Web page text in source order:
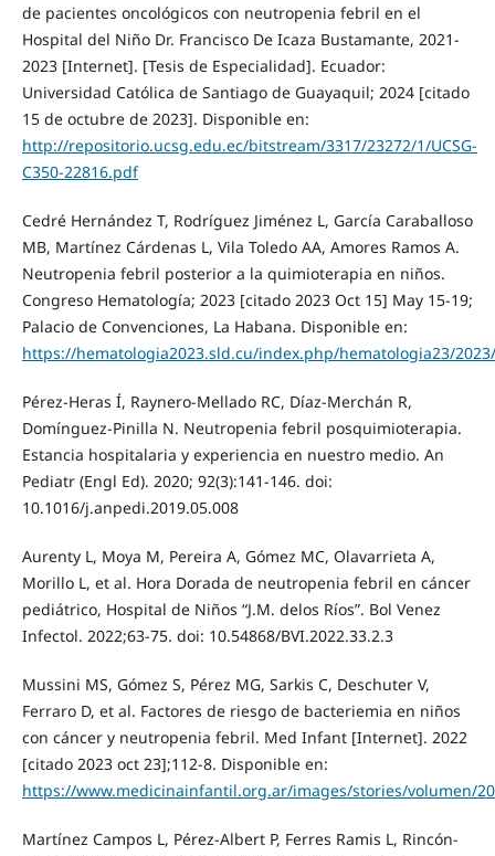
de pacientes oncológicos con neutropenia febril en el
Hospital del Niño Dr. Francisco De Icaza Bustamante, 2021-
2023 [Internet]. [Tesis de Especialidad]. Ecuador:
Universidad Católica de Santiago de Guayaquil; 2024 [citado
15 de octubre de 2023]. Disponible en:
http://repositorio.ucsg.edu.ec/bitstream/3317/23272/1/UCSG-
C350-22816.pdf
Cedré Hernández T, Rodríguez Jiménez L, García Caraballoso
MB, Martínez Cárdenas L, Vila Toledo AA, Amores Ramos A.
Neutropenia febril posterior a la quimioterapia en niños.
Congreso Hematología; 2023 [citado 2023 Oct 15] May 15-19;
Palacio de Convenciones, La Habana. Disponible en:
https://hematologia2023.sld.cu/index.php/hematologia23/
Pérez-Heras Í, Raynero-Mellado RC, Díaz-Merchán R,
Domínguez-Pinilla N. Neutropenia febril posquimioterapia.
Estancia hospitalaria y experiencia en nuestro medio. An
Pediatr (Engl Ed). 2020; 92(3):141-146. doi:
10.1016/j.anpedi.2019.05.008
Aurenty L, Moya M, Pereira A, Gómez MC, Olavarrieta A,
Morillo L, et al. Hora Dorada de neutropenia febril en cáncer
pediátrico, Hospital de Niños “J.M. delos Ríos”. Bol Venez
Infectol. 2022;63-75. doi: 10.54868/BVI.2022.33.2.3
Mussini MS, Gómez S, Pérez MG, Sarkis C, Deschuter V,
Ferraro D, et al. Factores de riesgo de bacteriemia en niños
con cáncer y neutropenia febril. Med Infant [Internet]. 2022
[citado 2023 oct 23];112-8. Disponible en:
https://www.medicinainfantil.org.ar/images/stories/volumen/
Martínez Campos L, Pérez-Albert P, Ferres Ramis L, Rincón-